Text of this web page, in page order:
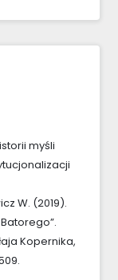
myśli
W. (2019).
Kopernika,